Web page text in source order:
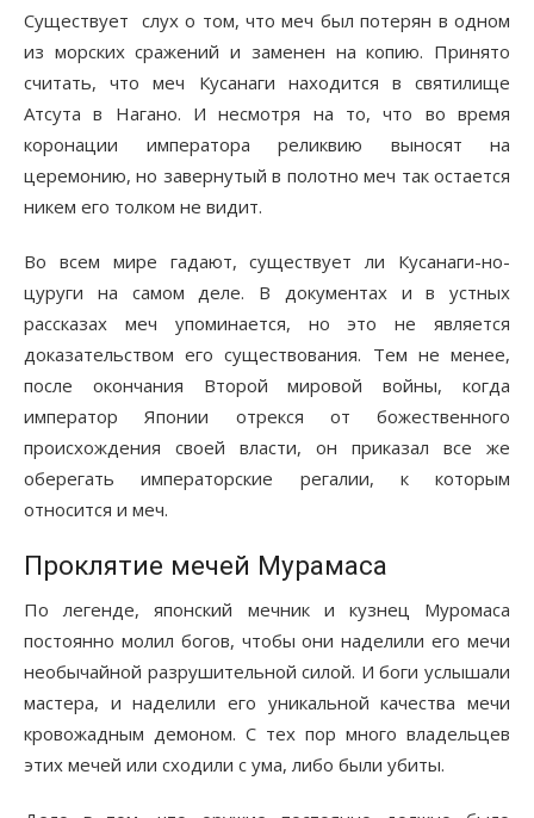
Существует слух о том, что меч был потерян в одном
из морских сражений и заменен на копию. Принято
считать, что меч Кусанаги находится в святилище
Атсута в Нагано. И несмотря на то, что во время
коронации императора реликвию выносят на
церемонию, но завернутый в полотно меч так остается
никем его толком не видит.
Во всем мире гадают, существует ли Кусанаги-но-
цуруги на самом деле. В документах и в устных
рассказах меч упоминается, но это не является
доказательством его существования. Тем не менее,
после окончания Второй мировой войны, когда
император Японии отрекся от божественного
происхождения своей власти, он приказал все же
оберегать императорские регалии, к которым
относится и меч.
Проклятие мечей Мурамаса
По легенде, японский мечник и кузнец Муромаса
постоянно молил богов, чтобы они наделили его мечи
необычайной разрушительной силой. И боги услышали
мастера, и наделили его уникальной качества мечи
кровожадным демоном. С тех пор много владельцев
этих мечей или сходили с ума, либо были убиты.